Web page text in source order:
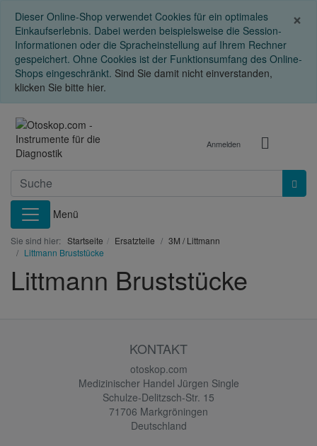
×
Dieser Online-Shop verwendet Cookies für ein optimales
Einkaufserlebnis. Dabei werden beispielsweise die Session-
Informationen oder die Spracheinstellung auf Ihrem Rechner
gespeichert. Ohne Cookies ist der Funktionsumfang des Online-
Shops eingeschränkt. Sind Sie damit nicht einverstanden,
klicken Sie bitte hier.
Anmelden
Menü
Sie sind hier: Startseite Ersatzteile
3M / Littmann
Littmann Bruststücke
Littmann Bruststücke
KONTAKT
otoskop.com
Medizinischer Handel Jürgen Single
Schulze-Delitzsch-Str. 15
71706 Markgröningen
Deutschland